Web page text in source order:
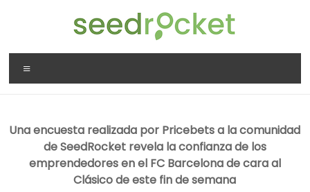
SeedRocket
La
que
Una encuesta realizada por Pricebets a la comunidad
de SeedRocket revela la confianza de los
emprendedores en el FC Barcelona de cara al
Clásico de este fin de semana